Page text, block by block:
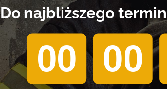
00 00
Do najbliższego